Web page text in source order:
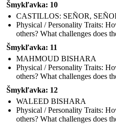
Šmykľavka: 10
CASTILLOS: SEÑOR,
Physical / Personality Traits:
others? What challenges does
Šmykľavka: 11
MAHMOUD BISHARA
Physical / Personality Traits:
others? What challenges does
Šmykľavka: 12
WALEED BISHARA
Physical / Personality Traits:
others? What challenges does